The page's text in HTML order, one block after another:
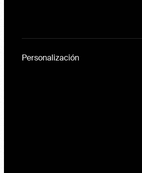
Personalización